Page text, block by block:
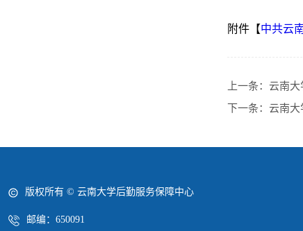
附件【中共云
上一条： 云南大
下一条： 云南大
版权所有 © 云南大学后勤服务保障中心
邮编：650091